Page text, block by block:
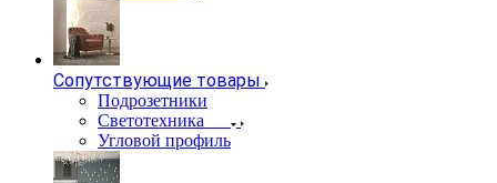
Сопутствующие товары
Подрозетники
Светотехника
Угловой профиль